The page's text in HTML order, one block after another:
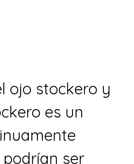
ojo stockero y
es un
ser